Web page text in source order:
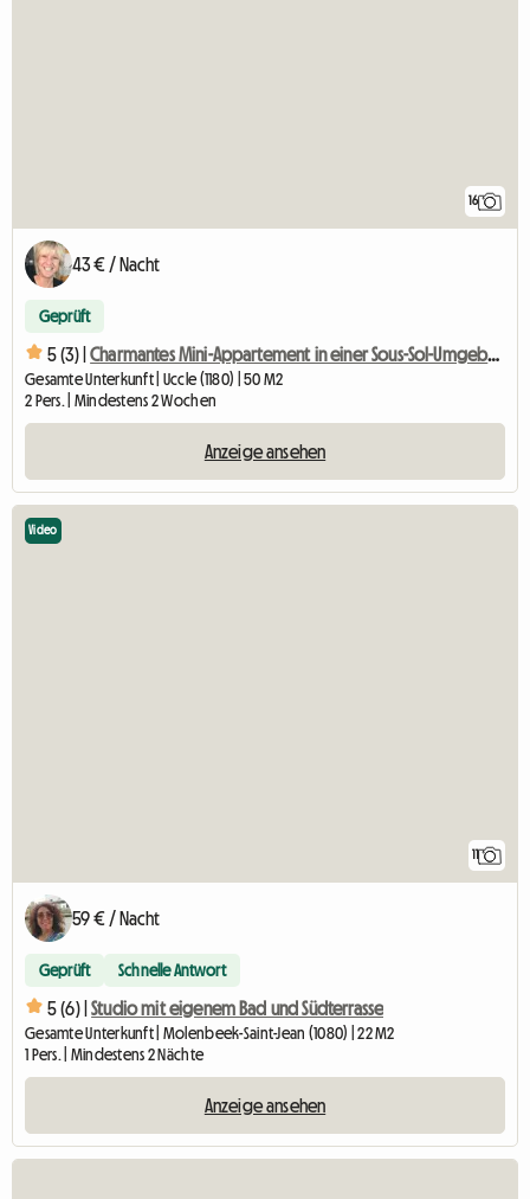
16
43 € / Nacht
Geprüft
5 (3) | Charmantes Mini-Appartement in einer Sous-Sol-Umgebung
Gesamte Unterkunft | Uccle (1180) | 50 M2
2 Pers. | Mindestens 2 Wochen
Anzeige ansehen
11
Video
59 € / Nacht
Geprüft Schnelle Antwort
5 (6) | Studio mit eigenem Bad und Südterrasse
Gesamte Unterkunft | Molenbeek-Saint-Jean (1080) | 22 M2
1 Pers. | Mindestens 2 Nächte
Anzeige ansehen